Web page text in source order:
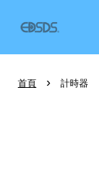
首頁 › 計時器
您的